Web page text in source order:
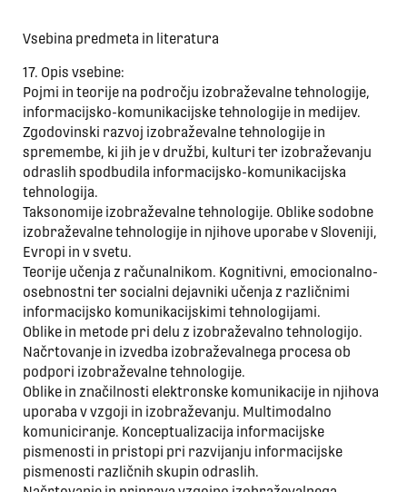
Vsebina predmeta in literatura
17. Opis vsebine:
Pojmi in teorije na področju izobraževalne tehnologije,
informacijsko-komunikacijske tehnologije in medijev.
Zgodovinski razvoj izobraževalne tehnologije in
spremembe, ki jih je v družbi, kulturi ter izobraževanju
odraslih spodbudila informacijsko-komunikacijska
tehnologija.
Taksonomije izobraževalne tehnologije. Oblike sodobne
izobraževalne tehnologije in njihove uporabe v Sloveniji,
Evropi in v svetu.
Teorije učenja z računalnikom. Kognitivni, emocionalno-
osebnostni ter socialni dejavniki učenja z različnimi
informacijsko komunikacijskimi tehnologijami.
Oblike in metode pri delu z izobraževalno tehnologijo.
Načrtovanje in izvedba izobraževalnega procesa ob
podpori izobraževalne tehnologije.
Oblike in značilnosti elektronske komunikacije in njihova
uporaba v vzgoji in izobraževanju. Multimodalno
komuniciranje. Konceptualizacija informacijske
pismenosti in pristopi pri razvijanju informacijske
pismenosti različnih skupin odraslih.